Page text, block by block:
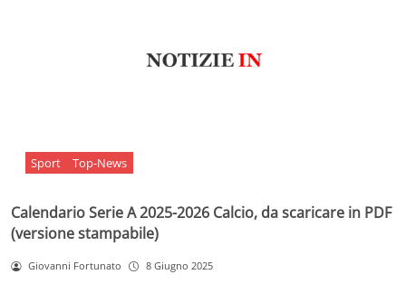
Sport Top-News
Calendario Serie A 2025-2026 Calcio, da scaricare in PDF
(versione stampabile)
Giovanni Fortunato 8 Giugno 2025